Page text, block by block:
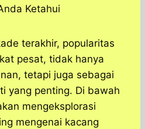
terakhir, popularitas
pesat, tidak hanya
tetapi juga sebagai
yang penting. Di bawah
mengeksplorasi
mengenai kacang